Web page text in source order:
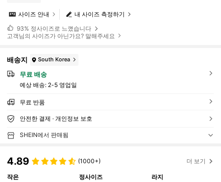
내 사이즈 측정하기
사이즈 안내
93% 정사이즈로 느꼈습니다
고객님의 사이즈가 아닌가요? 말해주세요
배송지 South Korea
무료 배송
예상 배송: 2-5 영업일
무료 반품
안전한 결제 · 개인정보 보호
SHEIN에서 판매됨
4.89 (1000+) 더 보기
작은
정사이즈
라지